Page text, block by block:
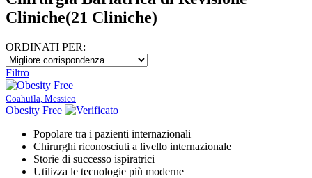
Cliniche(21 Cliniche)
ORDINATI PER:
Filtro
Coahuila, Messico
Obesity Free
Popolare tra i pazienti internazionali
Chirurghi riconosciuti a livello internazionale
Storie di successo ispiratrici
Utilizza le tecnologie più moderne